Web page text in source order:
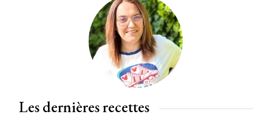
Les dernières recettes